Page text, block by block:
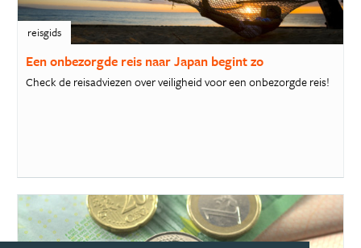
reisgids
Een onbezorgde reis naar Japan begint zo
Check de reisadviezen over veiligheid voor een onbezorgde reis!